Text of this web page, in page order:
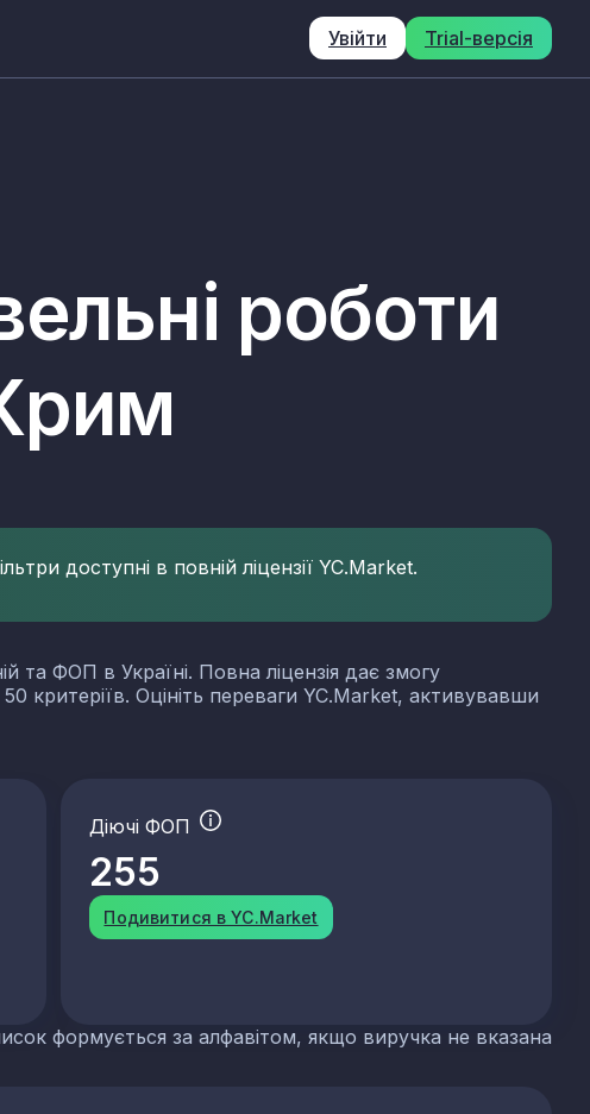
Увійти Trial-версія
роботи
доступні в повній ліцензії YC.Market.
та ФОП в Україні. Повна ліцензія дає змогу
критеріїв. Оцініть переваги YC.Market, активувавши
Діючі ФОП
255
Подивитися в YC.Market
формується за алфавітом, якщо виручка не вказана